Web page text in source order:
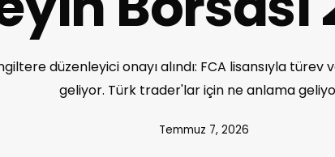
düzenleyici onayı alındı: FCA lisansıyla türev
geliyor. Türk trader'lar için ne anlama
Temmuz 7, 2026